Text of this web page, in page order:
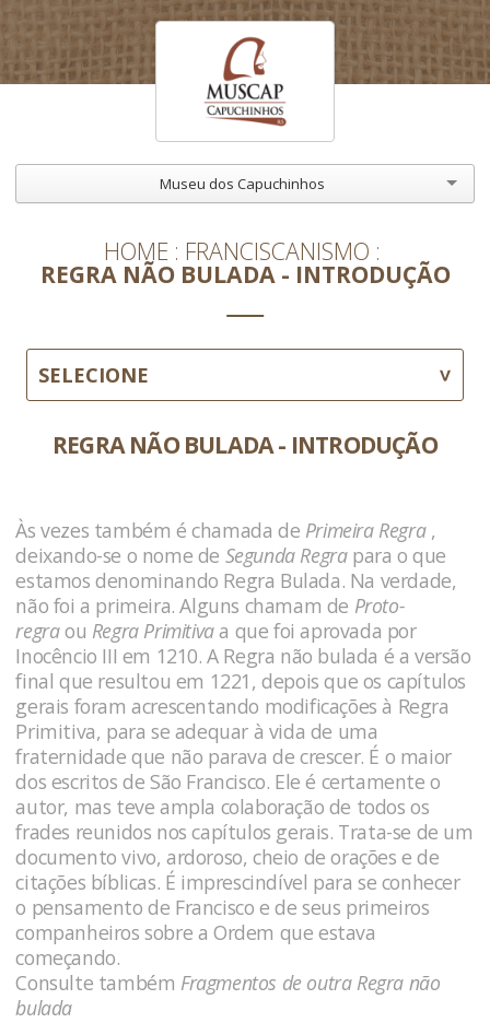
Museu dos Capuchinhos
HOME FRANCISCANISMO
REGRA NÃO BULADA - INTRODUÇÃO
SELECIONE
REGRA NÃO BULADA - INTRODUÇÃO
Às vezes também é chamada de Primeira Regra ,
deixando-se o nome de Segunda Regra para o que
estamos denominando Regra Bulada. Na verdade,
não foi a primeira. Alguns chamam de Proto-
regraou Regra Primitivaa que foi aprovada por
Inocêncio III em 1210. A Regra não bulada é a versão
final que resultou em 1221, depois que os capítulos
gerais foram acrescentando modificações à Regra
Primitiva, para se adequar à vida de uma
fraternidade que não parava de crescer. É o maior
dos escritos de São Francisco. Ele é certamente o
autor, mas teve ampla colaboração de todos os
frades reunidos nos capítulos gerais. Trata-se de um
documento vivo, ardoroso, cheio de orações e de
citações bíblicas. É imprescindível para se conhecer
o pensamento de Francisco e de seus primeiros
companheiros sobre a Ordem que estava
começando.
Consulte também Fragmentos de outra Regra não
bulada